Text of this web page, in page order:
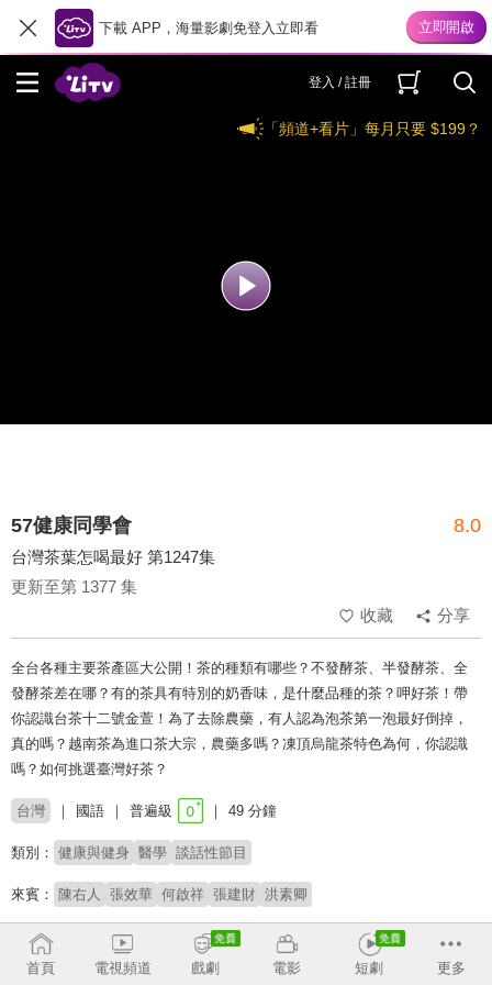
下載 APP，海量影劇免登入立即看
登入 / 註冊
「頻道+看片」每月只要 $199？
57健康同學會 8.0
台灣茶葉怎喝最好 第1247集
更新至第 1377 集
收藏
分享
全台各種主要茶產區大公開！茶的種類有哪些？不發酵茶、半發酵茶、全
發酵茶差在哪？有的茶具有特別的奶香味，是什麼品種的茶？呷好茶！帶
你認識台茶十二號金萱！為了去除農藥，有人認為泡茶第一泡最好倒掉，
真的嗎？越南茶為進口茶大宗，農藥多嗎？凍頂烏龍茶特色為何，你認識
嗎？如何挑選臺灣好茶？
台灣 國語 普遍級 49 分鐘
類別： 健康與健身 醫學 談話性節目
來賓： 陳右人 張效華 何啟祥 張建財 洪素卿
主持： 隋安德 潘懷宗
# 健康保健
首頁 電視頻道 戲劇 電影 短劇 更多